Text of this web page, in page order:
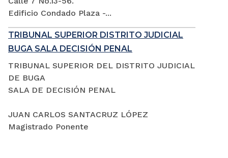
Edificio Condado Plaza -...
TRIBUNAL SUPERIOR DISTRITO JUDICIAL
BUGA SALA DECISIÓN PENAL
TRIBUNAL SUPERIOR DEL DISTRITO JUDICIAL
DE BUGA
SALA DE DECISIÓN PENAL
JUAN CARLOS SANTACRUZ LÓPEZ
Magistrado Ponente